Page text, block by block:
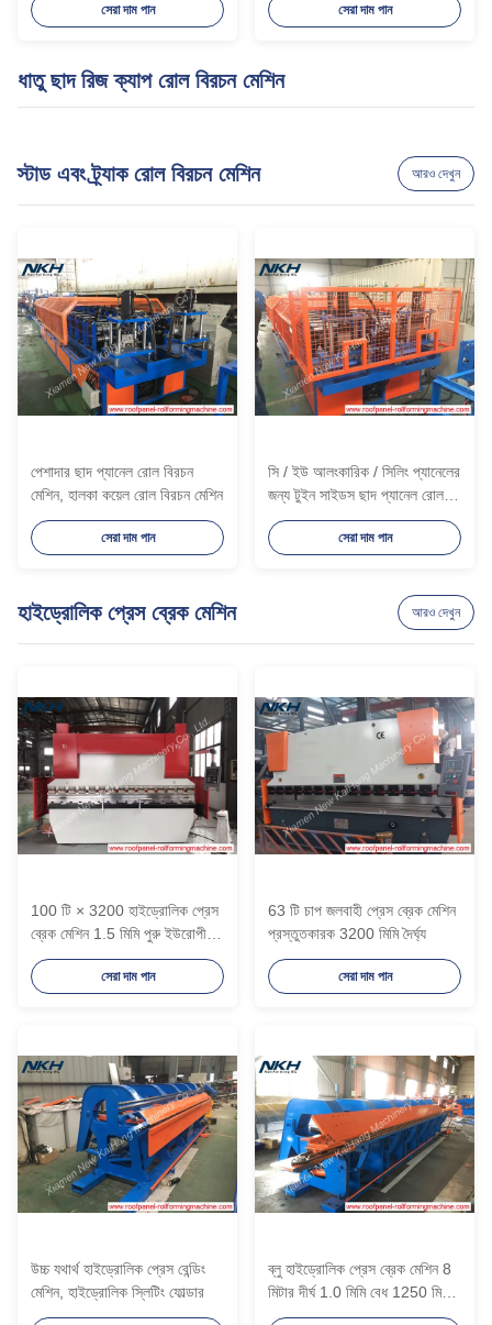
সেরা দাম পান সেরা দাম পান
ধাতু ছাদ রিজ ক্যাপ রোল বিরচন মেশিন
স্টাড এবং ট্র্যাক রোল বিরচন মেশিন আরও দেখুন
পেশাদার ছাদ প্যানেল রোল বিরচন
মেশিন, হালকা কয়েল রোল বিরচন মেশিন
সেরা দাম পান
সি / ইউ আলংকারিক / সিলিং প্যানেলের
জন্য টুইন সাইডস ছাদ প্যানেল রোল
বিরচন মেশিন
সেরা দাম পান
হাইড্রোলিক প্রেস ব্রেক মেশিন আরও দেখুন
100 টি × 3200 হাইড্রোলিক প্রেস
ব্রেক মেশিন 1.5 মিমি পুরু ইউরোপীয়
নকশা
সেরা দাম পান
63 টি চাপ জলবাহী প্রেস ব্রেক মেশিন
প্রস্তুতকারক 3200 মিমি দৈর্ঘ্য
সেরা দাম পান
উচ্চ যথার্থ হাইড্রোলিক প্রেস বেন্ডিং
মেশিন, হাইড্রোলিক স্লিটিং ফোল্ডার
ব্লু হাইড্রোলিক প্রেস ব্রেক মেশিন 8
মিটার দীর্ঘ 1.0 মিমি বেধ 1250 মিমি
প্রস্থ